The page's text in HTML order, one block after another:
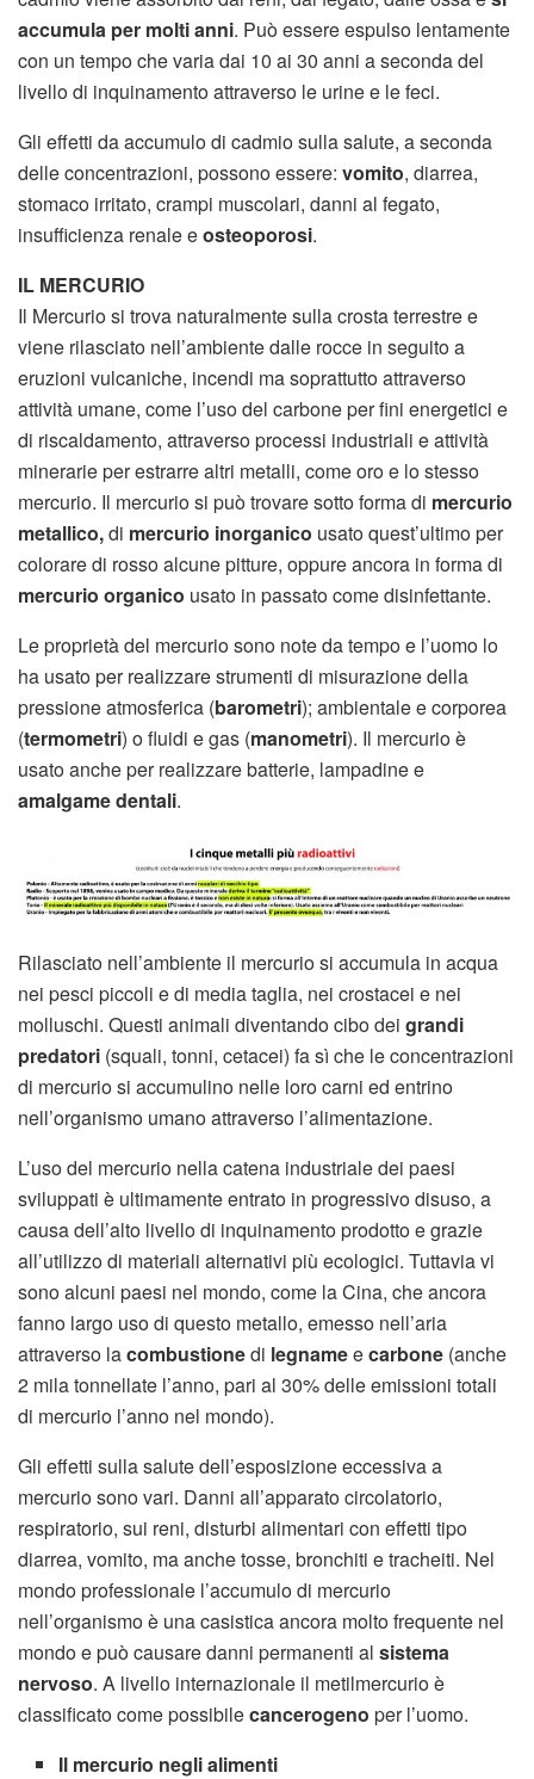
accumula per molti anni. Può essere espulso lentamente
con un tempo che varia dai 10 ai 30 anni a seconda del
livello di inquinamento attraverso le urine e le feci.
Gli effetti da accumulo di cadmio sulla salute, a seconda
delle concentrazioni, possono essere: vomito, diarrea,
stomaco irritato, crampi muscolari, danni al fegato,
insufficienza renale eosteoporosi.
IL MERCURIO
Il Mercurio si trova naturalmente sulla crosta terrestre e
viene rilasciato nell’ambiente dalle rocce in seguito a
eruzioni vulcaniche, incendi ma soprattutto attraverso
attività umane, come l’uso del carbone per fini energetici e
di riscaldamento, attraverso processi industriali e attività
minerarie per estrarre altri metalli, come oro e lo stesso
mercurio. Il mercurio si può trovare sotto forma di mercurio
metallico,di mercurio inorganico usato quest’ultimo per
colorare di rosso alcune pitture, oppure ancora in forma di
mercurio organico usato in passato come disinfettante.
Le proprietà del mercurio sono note da tempo e l’uomo lo
ha usato per realizzare strumenti di misurazione della
pressione atmosferica (barometri); ambientale e corporea
(termometri) o fluidi e gas (manometri). Il mercurio è
usato anche per realizzare batterie, lampadine e
amalgame dentali.
Rilasciato nell’ambiente il mercurio si accumula in acqua
nei pesci piccoli e di media taglia, nei crostacei e nei
molluschi. Questi animali diventando cibo dei grandi
predatori (squali, tonni, cetacei) fa sì che le concentrazioni
di mercurio si accumulino nelle loro carni ed entrino
nell’organismo umano attraverso l’alimentazione.
L’uso del mercurio nella catena industriale dei paesi
sviluppati è ultimamente entrato in progressivo disuso, a
causa dell’alto livello di inquinamento prodotto e grazie
all’utilizzo di materiali alternativi più ecologici. Tuttavia vi
sono alcuni paesi nel mondo, come la Cina, che ancora
fanno largo uso di questo metallo, emesso nell’aria
attraverso lacombustionedi legnameecarbone (anche
2 mila tonnellate l’anno, pari al 30% delle emissioni totali
di mercurio l’anno nel mondo).
Gli effetti sulla salute dell’esposizione eccessiva a
mercurio sono vari. Danni all’apparato circolatorio,
respiratorio, sui reni, disturbi alimentari con effetti tipo
diarrea, vomito, ma anche tosse, bronchiti e tracheiti. Nel
mondo professionale l’accumulo di mercurio
nell’organismo è una casistica ancora molto frequente nel
mondo e può causare danni permanenti al sistema
nervoso. A livello internazionale il metilmercurio è
classificato come possibilecancerogeno per l’uomo.
Il mercurio negli alimenti